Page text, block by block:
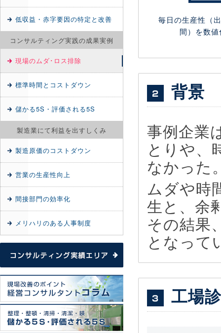
低収益・赤字要因の特定と改善
コンサルティング実践の成果実例
現場のムダ･ロス排除
標準時間とコストダウン
儲かる5S・評価される5S
製造業にて利益を出すしくみ
製造原価のコストダウン
営業の生産性向上
間接部門の効率化
メリハリのある人事制度
毎日の生産性（
間）を数
背景
事例企業
とりや、
なかった
ムダや時
生と、余
その結果
となって
工場